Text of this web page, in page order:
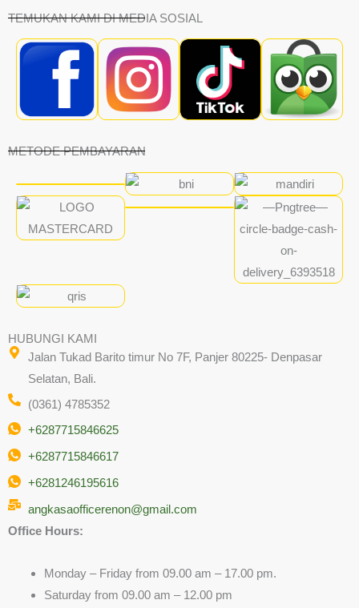
TEMUKAN KAMI DI MEDIA SOSIAL
METODE PEMBAYARAN
HUBUNGI KAMI
Jalan Tukad Barito timur No 7F, Panjer 80225- Denpasar
Selatan, Bali.
(0361) 4785352
+6287715846625
+6287715846617
+6281246195616
angkasaofficerenon@gmail.com
Office Hours:
Monday – Friday from 09.00 am – 17.00 pm.
Saturday from 09.00 am – 12.00 pm